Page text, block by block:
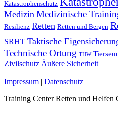
Katastrophenschutz
Medizin Medizinische
Resilienz Retten Retten und Bergen
SRHT Taktische
Technische Ortung THW
Zivilschutz Äußere Sicherheit
Impressum | Datenschutz
Training Center Retten und Helfen